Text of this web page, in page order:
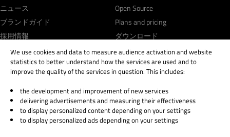
ニュース
ブランドガイド
採用情報
投資家情報
開発フレームワーク＆ツール
Open Source
Plans and pricing
ダウンロード
FAQ
学習リソース
Qt Academy
教育機関向け
サポート＆サービス
サポート
パートナー
We use cookies and data to measure audience activation and website
statistics to better understand how the services are used and to
improve the quality of the services in question. This includes:
the development and improvement of new services
delivering advertisements and measuring their effectiveness
to display personalized content depending on your settings
to display personalized ads depending on your settings